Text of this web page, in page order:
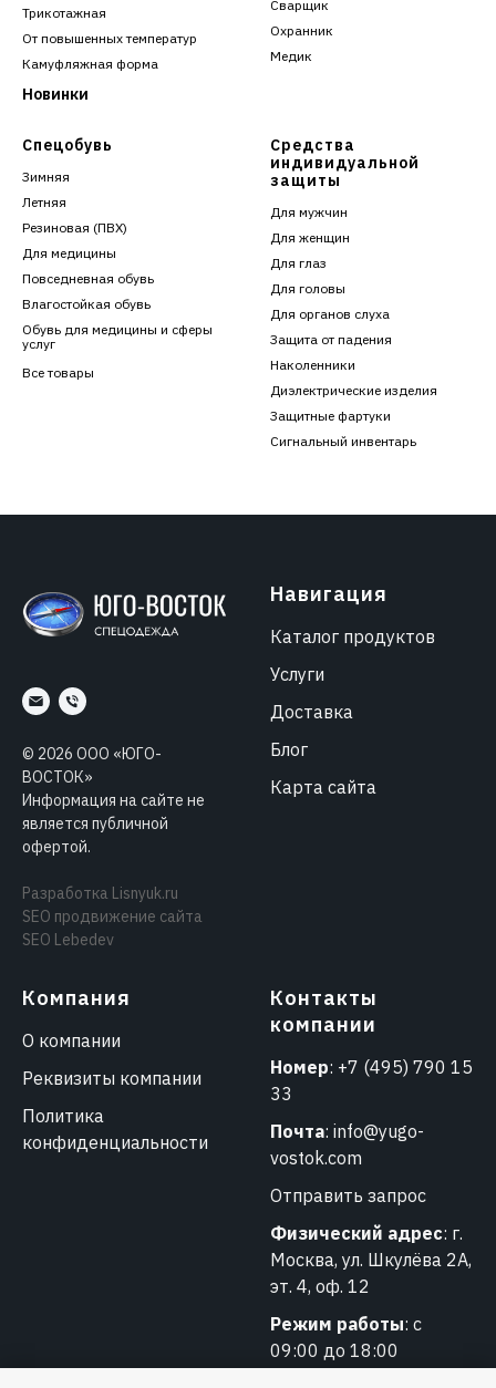
Трикотажная
От повышенных температур
Камуфляжная форма
Новинки
Сварщик
Охранник
Медик
Спецобувь
Зимняя
Летняя
Резиновая (ПВХ)
Для медицины
Повседневная обувь
Влагостойкая обувь
Обувь для медицины и сферы
услуг
Все товары
Средства
индивидуальной
защиты
Для мужчин
Для женщин
Для глаз
Для головы
Для органов слуха
Защита от падения
Наколенники
Диэлектрические изделия
Защитные фартуки
Сигнальный инвентарь
© 2026 ООО «ЮГО-
ВОСТОК»
Информация на сайте не
является публичной
офертой.
Разработка Lisnyuk.ru
SEO продвижение сайта
SEO Lebedev
Навигация
Каталог продуктов
Услуги
Доставка
Блог
Карта сайта
Компания
О компании
Реквизиты компании
Политика
конфиденциальности
Контакты
компании
Номер: +7 (495) 790 15
33
Почта: info@yugo-
vostok.com
Отправить запрос
Физический адрес: г.
Москва, ул. Шкулёва 2А,
эт. 4, оф. 12
Режим работы: с
09:00 до 18:00